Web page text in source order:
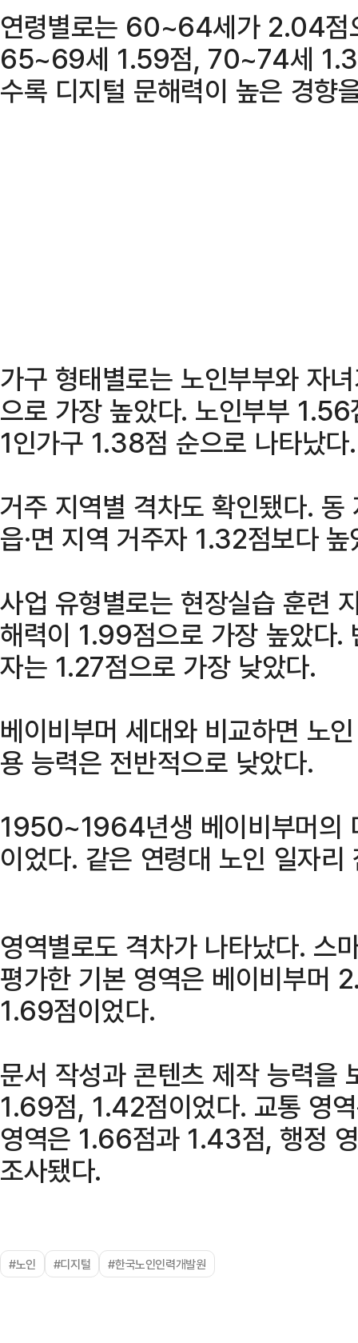
연령별로는 60~64세가 2.04점
65~69세 1.59점, 70~74세
수록 디지털 문해력이 높은 경향
가구 형태별로는 노인부부와 자
으로 가장 높았다. 노인부부
1인가구 1.38점 순으로 나타났다.
거주 지역별 격차도 확인됐다.
읍·면 지역 거주자 1.32점보다 높
사업 유형별로는 현장실습 훈련
해력이 1.99점으로 가장 높았다.
자는 1.27점으로 가장 낮았다.
베이비부머 세대와 비교하면 노
용 능력은 전반적으로 낮았다.
1950~1964년생 베이비부머의
이었다. 같은 연령대 노인 일자
영역별로도 격차가 나타났다. 스
평가한 기본 영역은 베이비부머
1.69점이었다.
문서 작성과 콘텐츠 제작 능력을
1.69점, 1.42점이었다. 교통 영
영역은 1.66점과 1.43점, 행정
조사됐다.
#노인 #디지털 #한국노인인력개발원